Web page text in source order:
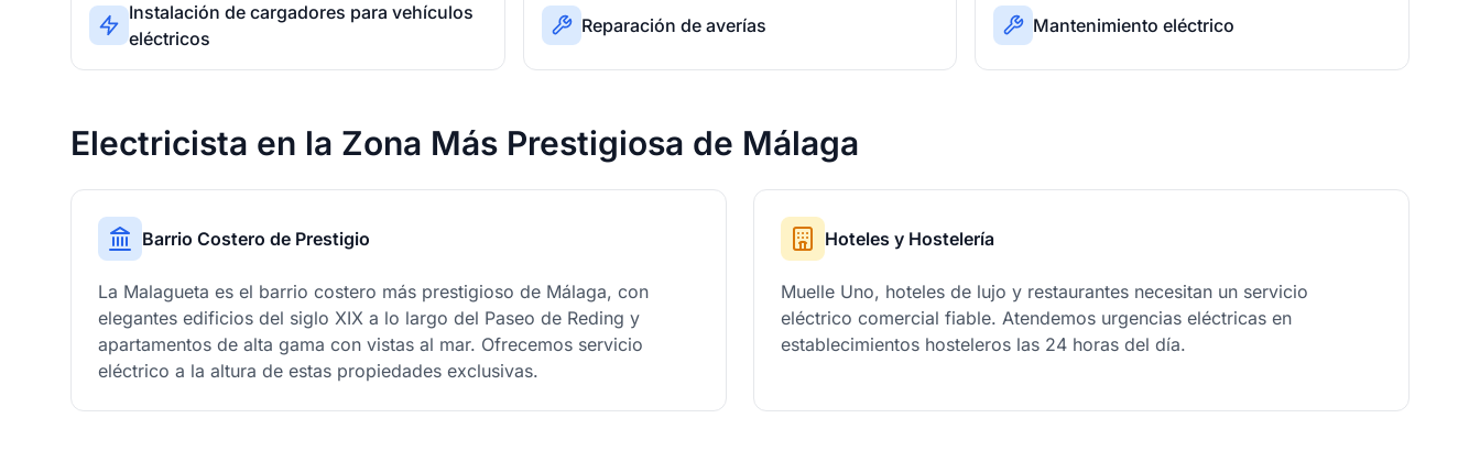
Instalación de cargadores para vehículos
eléctricos
Reparación de averías Mantenimiento eléctrico
Electricista en la Zona Más Prestigiosa de Málaga
Barrio Costero de Prestigio
La Malagueta es el barrio costero más prestigioso de Málaga, con
elegantes edificios del siglo XIX a lo largo del Paseo de Reding y
apartamentos de alta gama con vistas al mar. Ofrecemos servicio
eléctrico a la altura de estas propiedades exclusivas.
Hoteles y Hostelería
Muelle Uno, hoteles de lujo y restaurantes necesitan un servicio
eléctrico comercial fiable. Atendemos urgencias eléctricas en
establecimientos hosteleros las 24 horas del día.